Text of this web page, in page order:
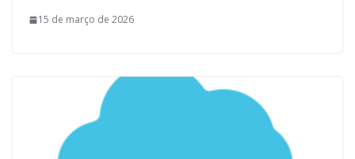
15 de março de 2026